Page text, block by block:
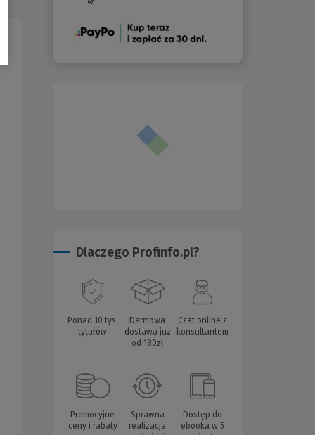
(Nowe
Dlaczego Profinfo.pl?
Ponad 10 tys.
tytułów
Darmowa
dostawa już
od 180zł
Czat online z
konsultantem
Promocyjne
ceny i rabaty
Sprawna
realizacja
Dostęp do
ebooka w 5